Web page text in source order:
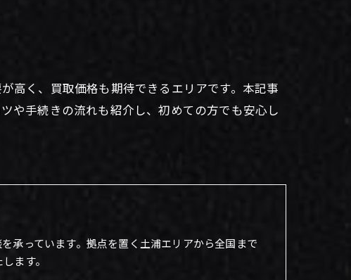
高く、買取価格も期待できるエリアです。本記事
や手続きの流れも紹介し、初めての方でも安心し
承っています。拠点を置く土浦エリアから全国まで
ます。